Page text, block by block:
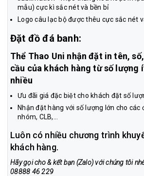
mẫu) cực kì sắc nét và bền bỉ
Logo câu lạc bộ được thêu cực sắc nét
Đặt đồ đá banh:
Thể Thao Uni nhận đặt in tên,
cầu của khách hàng từ số lượng
nhiều
Ưu đãi giá đặc biệt cho khách đặt số
Nhận đặt hàng với số lượng lớn cho các
nhóm, CLB,...
Luôn có nhiều chương trình
khách hàng.
Hãy gọi cho & kết bạn (Zalo) với chúng tôi
08888 46 229